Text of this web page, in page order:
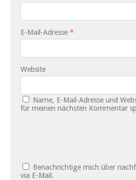
E-Mail-Adresse *
Website
Name, E-Mail-Adresse und
für meinen nächsten Kommentar
Benachrichtige mich über
via E-Mail.